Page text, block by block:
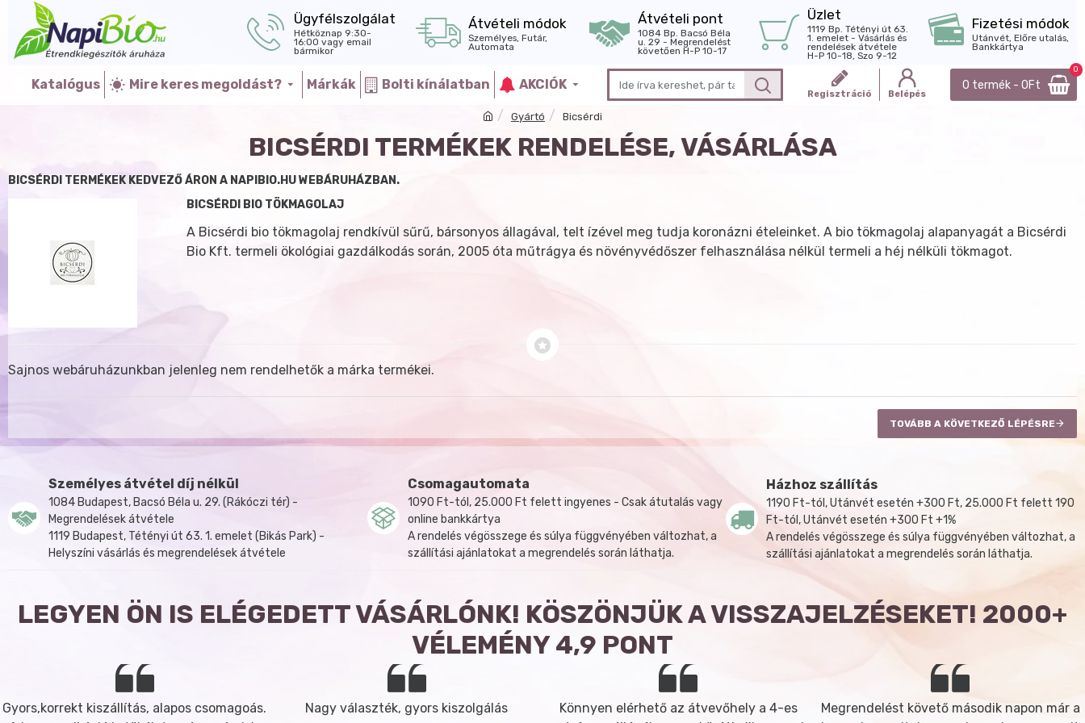
Ügyfélszolgálat
Hétköznap 9:30-
16:00 vagy email
bármikor
Átvételi módok
Személyes, Futár,
Automata
Átvételi pont
1084 Bp. Bacsó Béla
u. 29 - Megrendelést
követően H-P 10-17
Üzlet
1119 Bp. Tétényi út 63.
1. emelet - Vásárlás és
rendelések átvétele
H-P 10-18, Szo 9-12
Fizetési módok
Utánvét, Előre utalás,
Bankkártya
Katalógus Mire keres megoldást? Márkák Bolti kínálatban AKCIÓK
Regisztráció Belépés
0 termék - 0Ft
0
Gyártó Bicsérdi
BICSÉRDI TERMÉKEK RENDELÉSE, VÁSÁRLÁSA
BICSÉRDI TERMÉKEK KEDVEZŐ ÁRON A NAPIBIO.HU WEBÁRUHÁZBAN.
BICSÉRDI BIO TÖKMAGOLAJ
A Bicsérdi bio tökmagolaj rendkívül sűrű, bársonyos állagával, telt ízével meg tudja koronázni ételeinket. A bio tökmagolaj alapanyagát a Bicsérdi
Bio Kft. termeli ökológiai gazdálkodás során, 2005 óta műtrágya és növényvédőszer felhasználása nélkül termeli a héj nélküli tökmagot.
Sajnos webáruházunkban jelenleg nem rendelhetők a márka termékei.
TOVÁBB A KÖVETKEZŐ LÉPÉSRE
Személyes átvétel díj nélkül
1084 Budapest, Bacsó Béla u. 29. (Rákóczi tér) -
Megrendelések átvétele
1119 Budapest, Tétényi út 63. 1. emelet (Bikás Park) -
Helyszíni vásárlás és megrendelések átvétele
Csomagautomata
1090 Ft-tól, 25.000 Ft felett ingyenes - Csak átutalás vagy
online bankkártya
A rendelés végösszege és súlya függvényében változhat, a
szállítási ajánlatokat a megrendelés során láthatja.
Házhoz szállítás
1190 Ft-tól, Utánvét esetén +300 Ft, 25.000 Ft felett 190
Ft-tól, Utánvét esetén +300 Ft +1%
A rendelés végösszege és súlya függvényében változhat, a
szállítási ajánlatokat a megrendelés során láthatja.
LEGYEN ÖN IS ELÉGEDETT VÁSÁRLÓNK! KÖSZÖNJÜK A VISSZAJELZÉSEKET! 2000+
VÉLEMÉNY 4,9 PONT
Gyors,korrekt kiszállítás, alapos csomagoás.
Nagy választék, gyors kiszolgálás
Könnyen elérhető az átvevőhely a 4-es
Megrendelést követő második napon már a